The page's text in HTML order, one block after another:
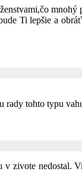
mnohý
Ti lepšie a
rady tohto typu
zivote nedostal.